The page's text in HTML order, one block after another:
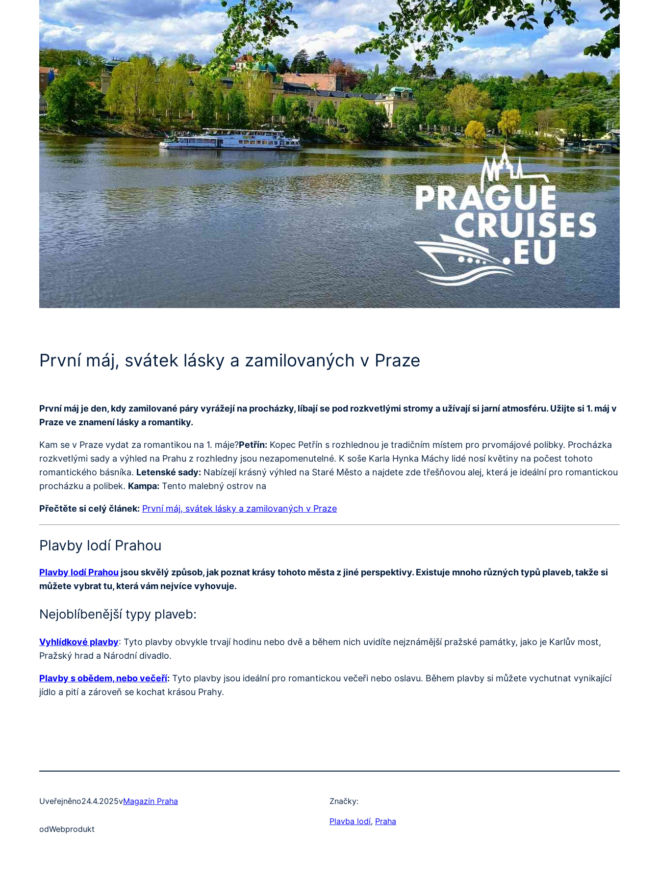
První máj, svátek lásky a zamilovaných v Praze
První máj je den, kdy zamilované páry vyrážejí na procházky, líbají se pod rozkvetlými stromy a užívají si jarní atmosféru. Užijte si 1. máj v
Praze ve znamení lásky a romantiky.
Kam se v Praze vydat za romantikou na 1. máje?Petřín: Kopec Petřín s rozhlednou je tradičním místem pro prvomájové polibky. Procházka
rozkvetlými sady a výhled na Prahu z rozhledny jsou nezapomenutelné. K soše Karla Hynka Máchy lidé nosí květiny na počest tohoto
romantického básníka. Letenské sady: Nabízejí krásný výhled na Staré Město a najdete zde třešňovou alej, která je ideální pro romantickou
procházku a polibek. Kampa: Tento malebný ostrov na
Přečtěte si celý článek: První máj, svátek lásky a zamilovaných v Praze
Plavby lodí Prahou
Plavby lodí Prahou jsou skvělý způsob, jak poznat krásy tohoto města z jiné perspektivy. Existuje mnoho různých typů plaveb, takže si
můžete vybrat tu, která vám nejvíce vyhovuje.
Nejoblíbenější typy plaveb:
Vyhlídkové plavby: Tyto plavby obvykle trvají hodinu nebo dvě a během nich uvidíte nejznámější pražské památky, jako je Karlův most,
Pražský hrad a Národní divadlo.
Plavby s obědem, nebo večeří: Tyto plavby jsou ideální pro romantickou večeři nebo oslavu. Během plavby si můžete vychutnat vynikající
jídlo a pití a zároveň se kochat krásou Prahy.
Uveřejněno24.4.2025vMagazín Praha
odWebprodukt
Značky:
Plavba lodí, Praha